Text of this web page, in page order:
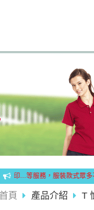
等服務，服裝款式眾多不及
首頁 產品介紹 T